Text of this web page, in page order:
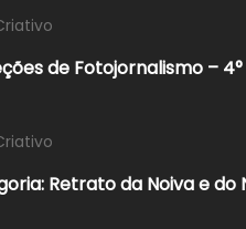
de Fotojornalismo –
Retrato da Noiva e do